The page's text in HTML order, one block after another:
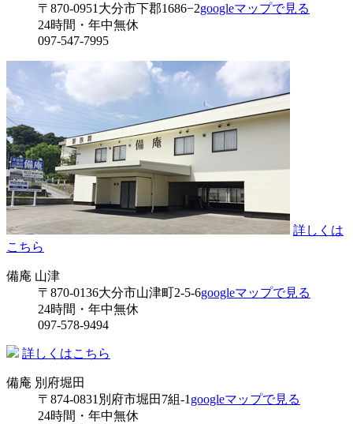
〒870-0951大分市下郡1686−2googleマップで見る
24時間・年中無休
097-547-7995
詳しくは
こちら
備庵 山津
〒870-0136大分市山津町2-5-6googleマップで見る
24時間・年中無休
097-578-9494
詳しくはこちら
備庵 別府堀田
〒874-0831別府市堀田7組-1googleマップで見る
24時間・年中無休